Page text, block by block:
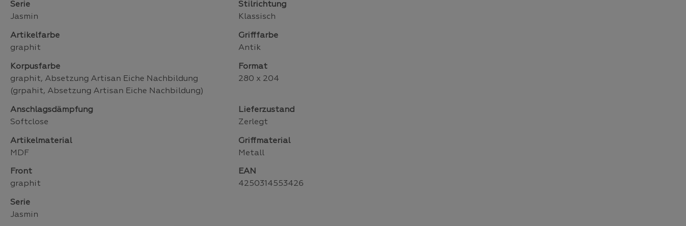
Serie
Jasmin
Stilrichtung
Klassisch
Artikelfarbe
graphit
Grifffarbe
Antik
Korpusfarbe
graphit, Absetzung Artisan Eiche Nachbildung
(grpahit, Absetzung Artisan Eiche Nachbildung)
Format
280 x 204
Anschlagsdämpfung
Softclose
Lieferzustand
Zerlegt
Artikelmaterial
MDF
Griffmaterial
Metall
Front
graphit
EAN
4250314553426
Serie
Jasmin